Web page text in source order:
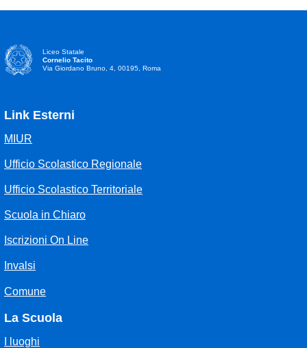
Liceo Statale
Cornelio Tacito
Via Giordano Bruno, 4, 00195, Roma
Link Esterni
MIUR
Ufficio Scolastico Regionale
Ufficio Scolastico Territoriale
Scuola in Chiaro
Iscrizioni On Line
Invalsi
Comune
La Scuola
I luoghi